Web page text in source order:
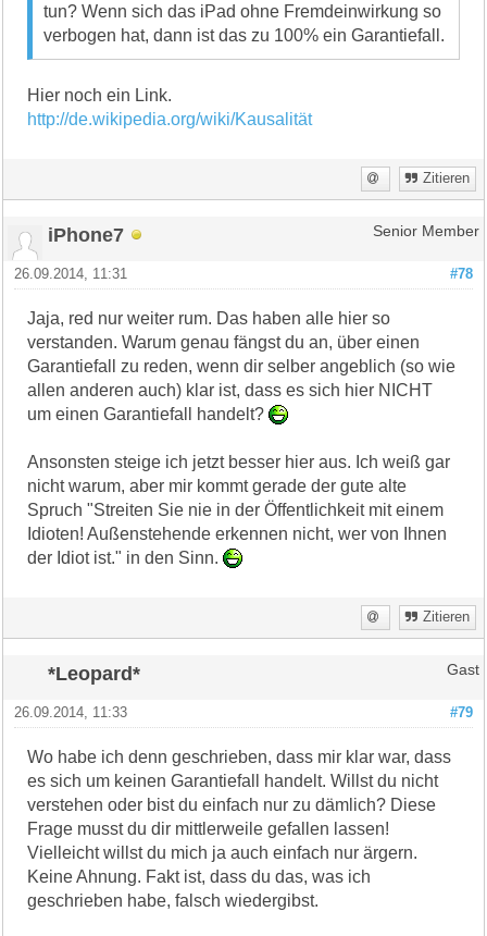
tun? Wenn sich das iPad ohne Fremdeinwirkung so
verbogen hat, dann ist das zu 100% ein Garantiefall.
Hier noch ein Link.
http://de.wikipedia.org/wiki/Kausalität
Zitieren
iPhone7 Senior Member
#78
26.09.2014, 11:31
Jaja, red nur weiter rum. Das haben alle hier so
verstanden. Warum genau fängst du an, über einen
Garantiefall zu reden, wenn dir selber angeblich (so wie
allen anderen auch) klar ist, dass es sich hier NICHT
um einen Garantiefall handelt?
Ansonsten steige ich jetzt besser hier aus. Ich weiß gar
nicht warum, aber mir kommt gerade der gute alte
Spruch "Streiten Sie nie in der Öffentlichkeit mit einem
Idioten! Außenstehende erkennen nicht, wer von Ihnen
der Idiot ist." in den Sinn.
Zitieren
*Leopard* Gast
#79
26.09.2014, 11:33
Wo habe ich denn geschrieben, dass mir klar war, dass
es sich um keinen Garantiefall handelt. Willst du nicht
verstehen oder bist du einfach nur zu dämlich? Diese
Frage musst du dir mittlerweile gefallen lassen!
Vielleicht willst du mich ja auch einfach nur ärgern.
Keine Ahnung. Fakt ist, dass du das, was ich
geschrieben habe, falsch wiedergibst.